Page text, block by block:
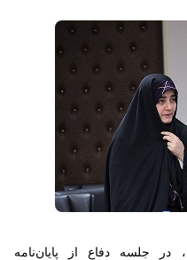
جلسه دفاع از پایان‌نامه